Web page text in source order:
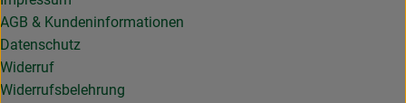
AGB & Kundeninformationen
Datenschutz
Widerruf
Widerrufsbelehrung